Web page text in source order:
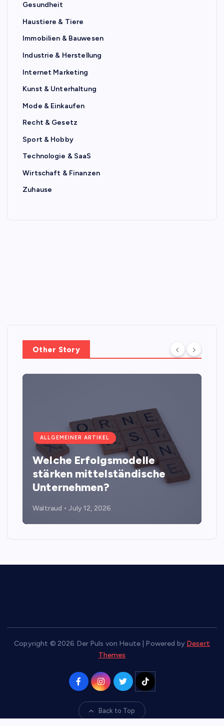
Gesundheit
Haustiere & Tiere
Immobilien & Bauwesen
Industrie & Herstellung
Internet Marketing
Kunst & Unterhaltung
Mode & Einkaufen
Recht & Gesetz
Sport & Hobby
Technologie & SaaS
Wirtschaft & Finanzen
Zuhause
Other Story
ALLGEMEINER ARTIKEL
Welche Erfolgsmodelle
stärken mittelständische
Unternehmen?
Waltraud July 12, 2026
Copyright © 2026 Der Puls von Heute | Powered by Desert
Themes
Back to Top